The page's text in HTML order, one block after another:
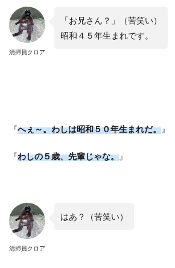
清掃員クロア
「お兄さん？」（苦笑い）
昭和４５年生まれです。
『へぇ～。わしは昭和５０年生まれだ。』
『わしの５歳、先輩じゃな。』
清掃員クロア
はあ？（苦笑い）